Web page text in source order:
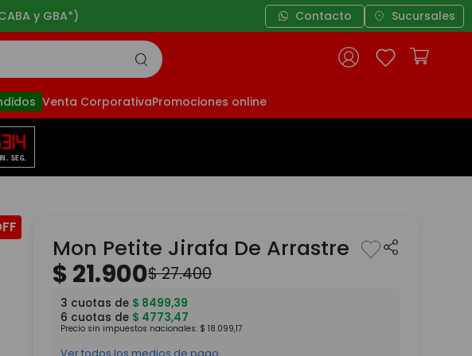
y GBA*) Contacto Sucursales
Venta CorporativaPromociones online
14
SEG.
Mon Petite Jirafa De Arrastre
$21.900$27.400
3 cuotas de $ 8499,39
6 cuotas de $ 4773,47
Precio sin impuestos nacionales: $ 18.099,17
Ver todos los medios de pago